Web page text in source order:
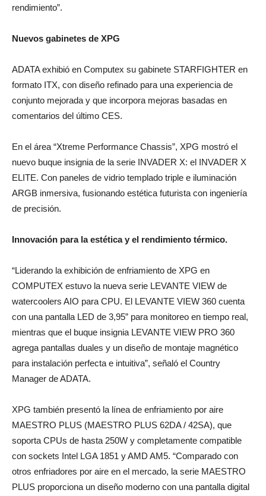
rendimiento”.
Nuevos gabinetes de XPG
ADATA exhibió en Computex su gabinete STARFIGHTER en
formato ITX, con diseño refinado para una experiencia de
conjunto mejorada y que incorpora mejoras basadas en
comentarios del último CES.
En el área “Xtreme Performance Chassis”, XPG mostró el
nuevo buque insignia de la serie INVADER X: el INVADER X
ELITE. Con paneles de vidrio templado triple e iluminación
ARGB inmersiva, fusionando estética futurista con ingeniería
de precisión.
Innovación para la estética y el rendimiento térmico.
“Liderando la exhibición de enfriamiento de XPG en
COMPUTEX estuvo la nueva serie LEVANTE VIEW de
watercoolers AIO para CPU. El LEVANTE VIEW 360 cuenta
con una pantalla LED de 3,95” para monitoreo en tiempo real,
mientras que el buque insignia LEVANTE VIEW PRO 360
agrega pantallas duales y un diseño de montaje magnético
para instalación perfecta e intuitiva”, señaló el Country
Manager de ADATA.
XPG también presentó la línea de enfriamiento por aire
MAESTRO PLUS (MAESTRO PLUS 62DA / 42SA), que
soporta CPUs de hasta 250W y completamente compatible
con sockets Intel LGA 1851 y AMD AM5. “Comparado con
otros enfriadores por aire en el mercado, la serie MAESTRO
PLUS proporciona un diseño moderno con una pantalla digital